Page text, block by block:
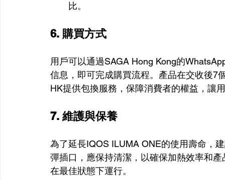
比。
6. 購買方式
用戶可以通過SAGA Hong Kong的
信息，即可完成購買流程。產品在交收後7
HK提供包換服務，保障消費者的權益，讓
7. 維護與保養
為了延長IQOS ILUMA ONE的使用壽命，
彈插口，應保持清潔，以確保加熱效率和
在最佳狀態下運行。